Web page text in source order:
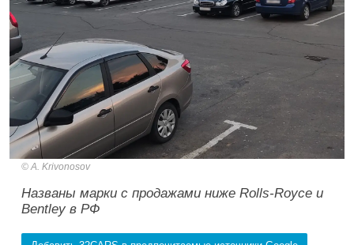
A. Krivonosov
Названы марки с продажами ниже Rolls-Royce и
Bentley в РФ